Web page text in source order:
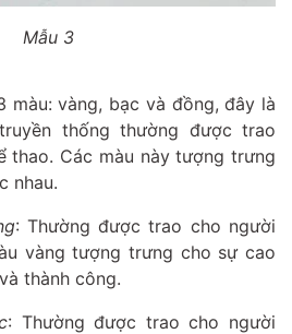
Mẫu 3
màu: vàng, bạc và đồng, đây là
thống thường được trao
thao. Các màu này tượng trưng
nhau.
: Thường được trao cho người
vàng tượng trưng cho sự cao
thành công.
: Thường được trao cho người